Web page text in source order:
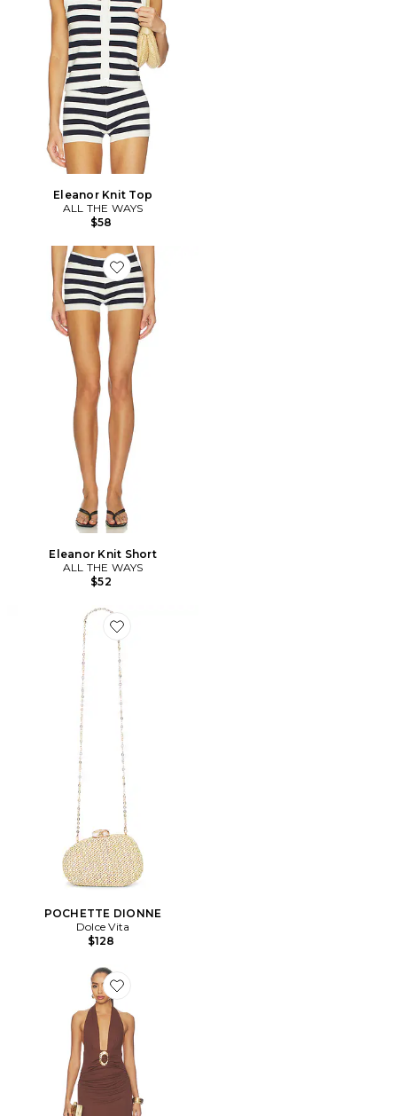
Eleanor Knit Top
ALL THE WAYS
$58
Favorite Eleanor Knit Short
Eleanor Knit Short
ALL THE WAYS
$52
Favorite POCHETTE DIONNE
POCHETTE DIONNE
Dolce Vita
$128
Favorite ROBE MAXI ARINA